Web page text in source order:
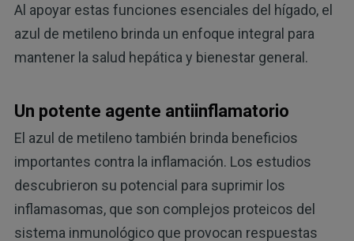
Al apoyar estas funciones esenciales del hígado, el
azul de metileno brinda un enfoque integral para
mantener la salud hepática y bienestar general.
Un potente agente antiinflamatorio
El azul de metileno también brinda beneficios
importantes contra la inflamación. Los estudios
descubrieron su potencial para suprimir los
inflamasomas, que son complejos proteicos del
sistema inmunológico que provocan respuestas